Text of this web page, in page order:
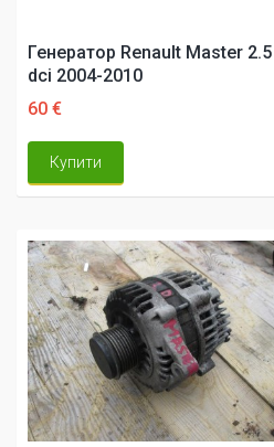
Генератор Renault Master 2.5
dci 2004-2010
60 €
Купити